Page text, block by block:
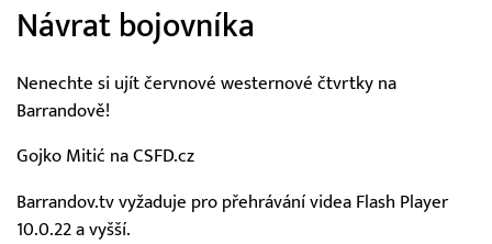
Návrat bojovníka
Nenechte si ujít červnové westernové čtvrtky na
Barrandově!
Gojko Mitić na CSFD.cz
Barrandov.tv vyžaduje pro přehrávání videa Flash Player
10.0.22 a vyšší.